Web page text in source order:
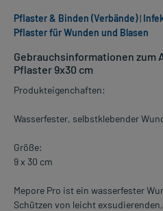
Gebrauchsinformationen zum
Pflaster 9x30 cm
Produkteigenchaften:
Wasserfester, selbstklebender
Größe:
9 x 30 cm
Mepore Pro ist ein wasserfester
Schützen von leicht
Pflaster & Binden (Verbände)|
Pflaster für Wunden und Blasen